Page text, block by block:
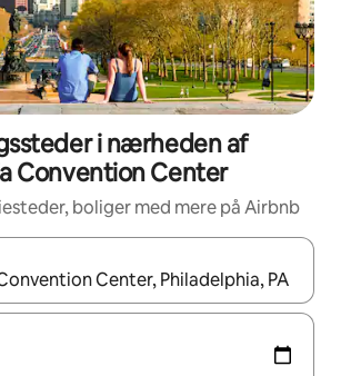
i nærheden af
Convention Center
boliger med mere på Airbnb
er tilgængelige, skal du navigere med